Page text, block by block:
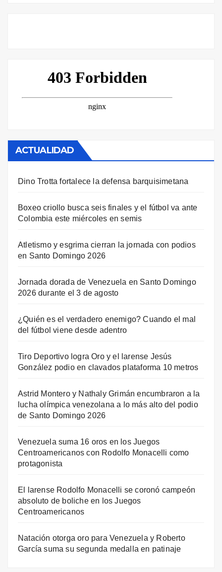
ACTUALIDAD
Dino Trotta fortalece la defensa barquisimetana
Boxeo criollo busca seis finales y el fútbol va ante
Colombia este miércoles en semis
Atletismo y esgrima cierran la jornada con podios
en Santo Domingo 2026
Jornada dorada de Venezuela en Santo Domingo
2026 durante el 3 de agosto
¿Quién es el verdadero enemigo? Cuando el mal
del fútbol viene desde adentro
Tiro Deportivo logra Oro y el larense Jesús
González podio en clavados plataforma 10 metros
Astrid Montero y Nathaly Grimán encumbraron a la
lucha olímpica venezolana a lo más alto del podio
de Santo Domingo 2026
Venezuela suma 16 oros en los Juegos
Centroamericanos con Rodolfo Monacelli como
protagonista
El larense Rodolfo Monacelli se coronó campeón
absoluto de boliche en los Juegos
Centroamericanos
Natación otorga oro para Venezuela y Roberto
García suma su segunda medalla en patinaje